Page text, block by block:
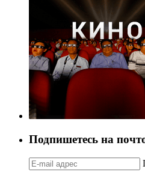
Подпишетесь на